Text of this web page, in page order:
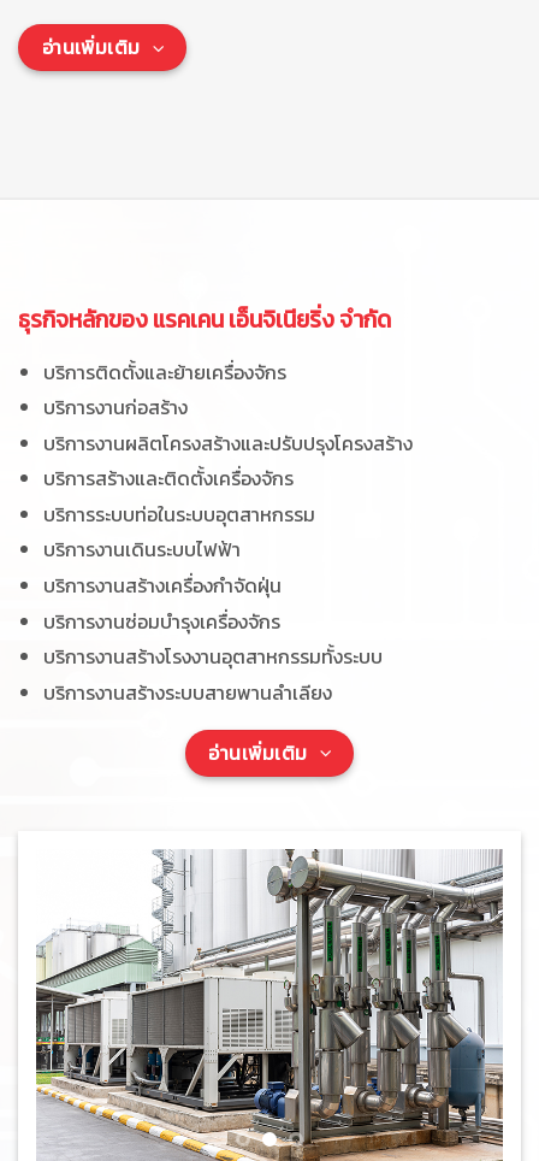
อ่านเพิ่มเติม
ธุรกิจหลักของ แรคเคนเอ็นจิเนียริ่งจำกัด
บริการติดตั้งและย้ายเครื่องจักร
บริการงานก่อสร้าง
บริการงานผลิตโครงสร้างและปรับปรุงโครงสร้าง
บริการสร้างและติดตั้งเครื่องจักร
บริการระบบท่อในระบบอุตสาหกรรม
บริการงานเดินระบบไฟฟ้า
บริการงานสร้างเครื่องกำจัดฝุ่น
บริการงานซ่อมบำรุงเครื่องจักร
บริการงานสร้างโรงงานอุตสาหกรรมทั้งระบบ
บริการงานสร้างระบบสายพานลำเลียง
อ่านเพิ่มเติม